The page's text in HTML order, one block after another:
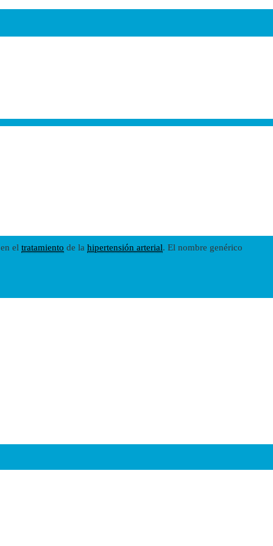
el tratamiento de la hipertensión arterial. El nombre genérico